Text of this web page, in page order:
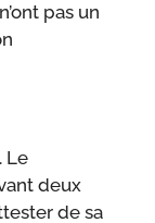
pas un
Le
deux
de sa